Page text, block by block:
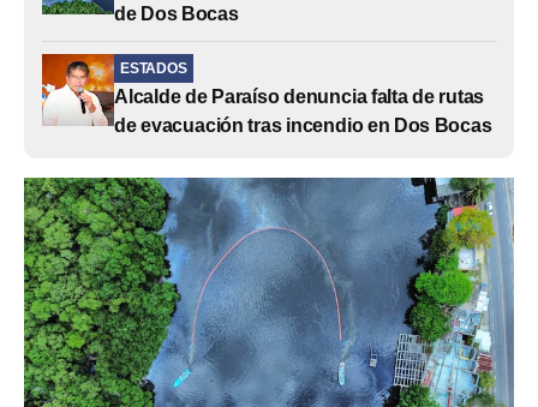
de Dos Bocas
ESTADOS
Alcalde de Paraíso denuncia falta de rutas
de evacuación tras incendio en Dos Bocas